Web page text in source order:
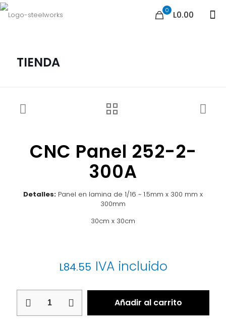
0 L0.00
TIENDA
CNC Panel 252-2-
300A
Detalles: Panel en lamina de 1/16 ~ 1.5mm x 300 mm x
300mm
30cm x 30cm
L84.55 IVA incluido
Panel
252-
Añadir al carrito